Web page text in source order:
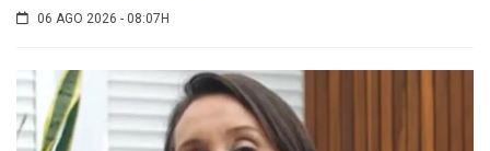
06 AGO 2026 - 08:07H